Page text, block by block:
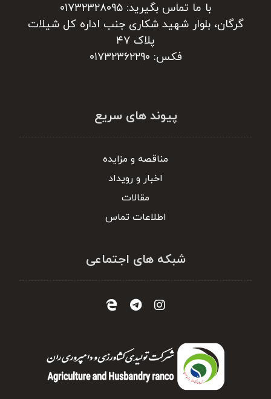
با ما تماس بگیرید: ۰۱۷۳۲۳۲۸۰۹۵
گرگان، بلوار شهید شکاری جنب اداره کل شیلات
پلاک ۴۷
فکس: ۰۱۷۳۲۳۶۲۲۹۰
پیوند های سریع
مناقصه و مزایده
اخبار و رویداد
مقالات
اطلاعات تماس
شبکه های اجتماعی